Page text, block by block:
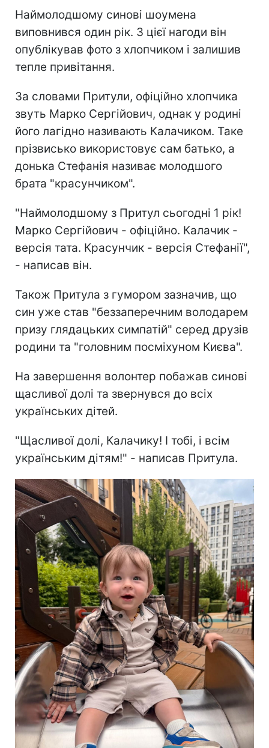
Наймолодшому синові шоумена
виповнився один рік. З цієї нагоди він
опублікував фото з хлопчиком і залишив
тепле привітання.
За словами Притули, офіційно хлопчика
звуть Марко Сергійович, однак у родині
його лагідно називають Калачиком. Таке
прізвисько використовує сам батько, а
донька Стефанія називає молодшого
брата "красунчиком".
"Наймолодшому з Притул сьогодні 1 рік!
Марко Сергійович - офіційно. Калачик -
версія тата. Красунчик - версія Стефанії",
- написав він.
Також Притула з гумором зазначив, що
син уже став "беззаперечним володарем
призу глядацьких симпатій" серед друзів
родини та "головним посміхуном Києва".
На завершення волонтер побажав синові
щасливої долі та звернувся до всіх
українських дітей.
"Щасливої долі, Калачику! І тобі, і всім
українським дітям!" - написав Притула.